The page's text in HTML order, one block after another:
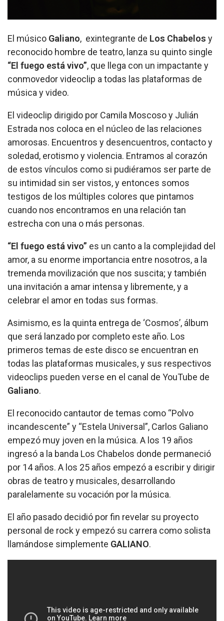
El músico Galiano, exintegrante de Los Chabelos y
reconocido hombre de teatro, lanza su quinto single
“El fuego está vivo”, que llega con un impactante y
conmovedor videoclip a todas las plataformas de
música y video.
El videoclip dirigido por Camila Moscoso y Julián
Estrada nos coloca en el núcleo de las relaciones
amorosas. Encuentros y desencuentros, contacto y
soledad, erotismo y violencia. Entramos al corazón
de estos vínculos como si pudiéramos ser parte de
su intimidad sin ser vistos, y entonces somos
testigos de los múltiples colores que pintamos
cuando nos encontramos en una relación tan
estrecha con una o más personas.
“El fuego está vivo” es un canto a la complejidad del
amor, a su enorme importancia entre nosotros, a la
tremenda movilización que nos suscita; y también
una invitación a amar intensa y libremente, y a
celebrar el amor en todas sus formas.
Asimismo, es la quinta entrega de ‘Cosmos’, álbum
que será lanzado por completo este año. Los
primeros temas de este disco se encuentran en
todas las plataformas musicales, y sus respectivos
videoclips pueden verse en el canal de YouTube de
Galiano.
El reconocido cantautor de temas como “Polvo
incandescente” y “Estela Universal”, Carlos Galiano
empezó muy joven en la música. A los 19 años
ingresó a la banda Los Chabelos donde permaneció
por 14 años. A los 25 años empezó a escribir y dirigir
obras de teatro y musicales, desarrollando
paralelamente su vocación por la música.
El año pasado decidió por fin revelar su proyecto
personal de rock y empezó su carrera como solista
llamándose simplemente GALIANO.